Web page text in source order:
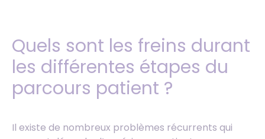
Quels sont les freins durant
les différentes étapes du
parcours patient ?
Il existe de nombreux problèmes récurrents qui